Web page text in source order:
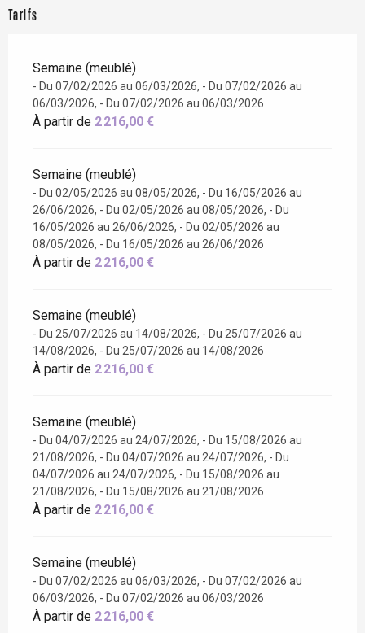
Tarifs
Semaine (meublé)
- Du 07/02/2026 au 06/03/2026, - Du 07/02/2026 au
06/03/2026, - Du 07/02/2026 au 06/03/2026
À partir de 2 216,00 €
Semaine (meublé)
- Du 02/05/2026 au 08/05/2026, - Du 16/05/2026 au
26/06/2026, - Du 02/05/2026 au 08/05/2026, - Du
16/05/2026 au 26/06/2026, - Du 02/05/2026 au
08/05/2026, - Du 16/05/2026 au 26/06/2026
À partir de 2 216,00 €
Semaine (meublé)
- Du 25/07/2026 au 14/08/2026, - Du 25/07/2026 au
14/08/2026, - Du 25/07/2026 au 14/08/2026
À partir de 2 216,00 €
Semaine (meublé)
- Du 04/07/2026 au 24/07/2026, - Du 15/08/2026 au
21/08/2026, - Du 04/07/2026 au 24/07/2026, - Du
04/07/2026 au 24/07/2026, - Du 15/08/2026 au
21/08/2026, - Du 15/08/2026 au 21/08/2026
À partir de 2 216,00 €
Semaine (meublé)
- Du 07/02/2026 au 06/03/2026, - Du 07/02/2026 au
06/03/2026, - Du 07/02/2026 au 06/03/2026
À partir de 2 216,00 €